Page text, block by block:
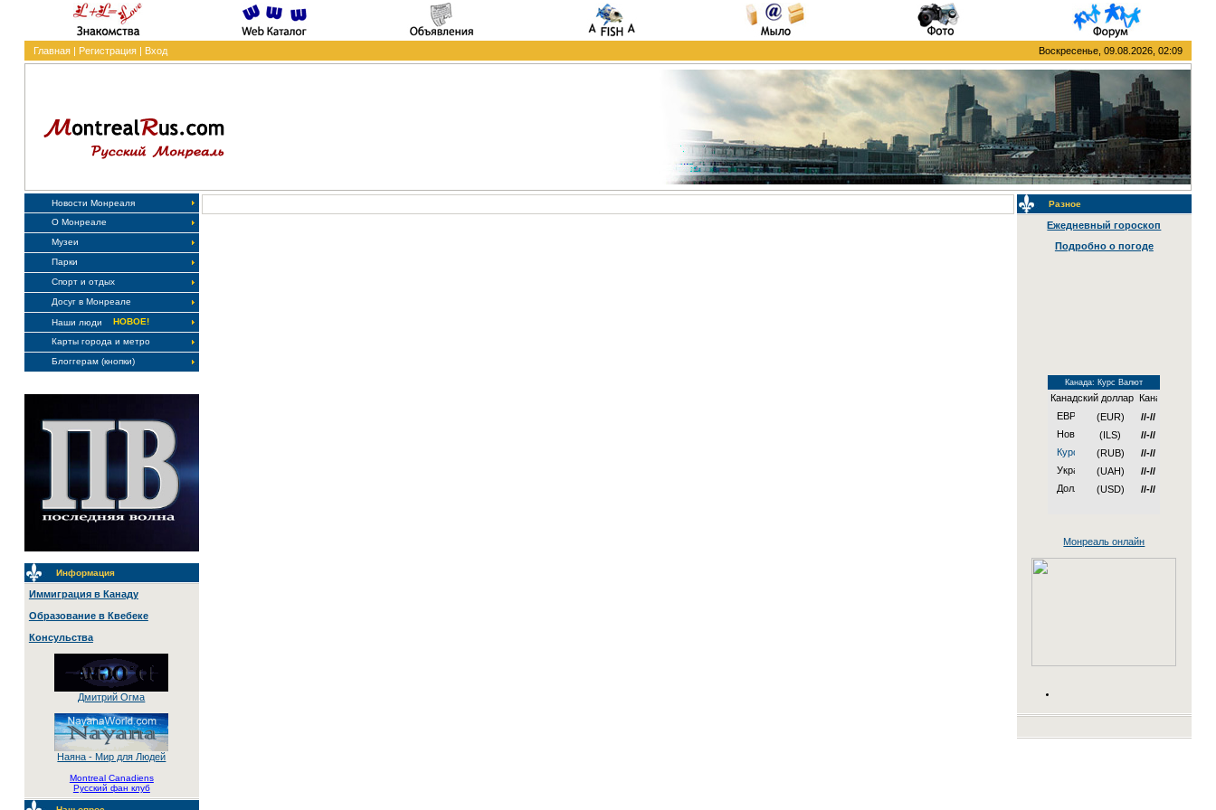
Главная| Регистрация| Вход Воскресенье, 09.08.2026, 02:09
Новости Монреаля
О Монреале
Музеи
Парки
Спорт и отдых
Досуг в Монреале
Наши люди
НОВОЕ!
Карты города и метро
Блоггерам (кнопки)
Информация
Иммиграция в Канаду
Образование в Квебеке
Консульства
Дмитрий Огма
Наяна - Мир для Людей
Montreal Canadiens
Русский фан клуб
Разное
Ежедневный гороскоп
Подробно о погоде
Канада: Курс Валют
Канадский доллар
(EUR)
//-//
(ILS)
//-//
(RUB)
//-//
(UAH)
//-//
(USD)
//-//
Монреаль онлайн